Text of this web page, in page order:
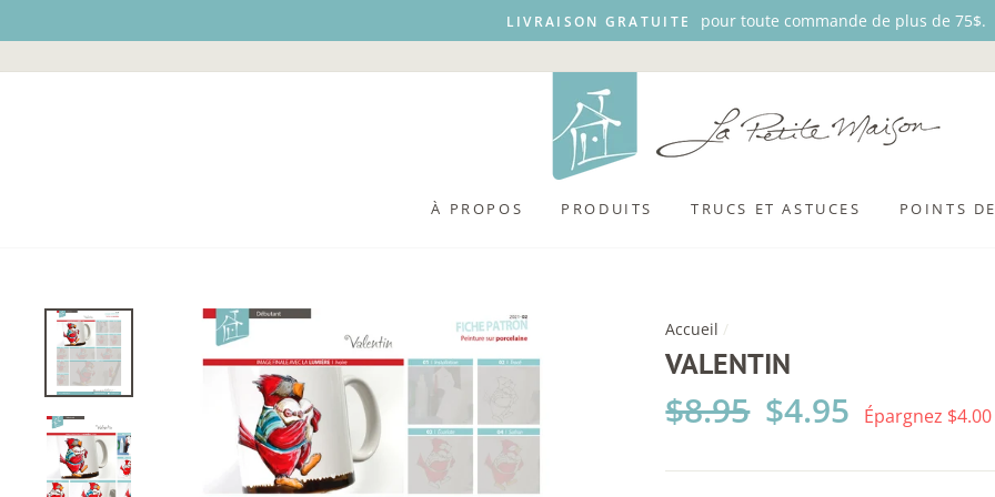
LIVRAISON GRATUITE
pour toute commande de plus de 75$.
À PROPOS PRODUITS TRUCS ET ASTUCES POINTS
Accueil /
VALENTIN
Prix
régulier
$8.95
Prix
réduit
$4.95 Épargnez $4.00